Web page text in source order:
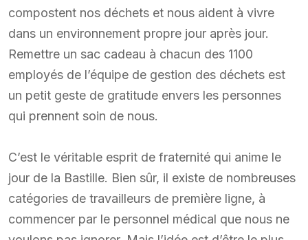
compostent nos déchets et nous aident à vivre
dans un environnement propre jour après jour.
Remettre un sac cadeau à chacun des 1100
employés de l’équipe de gestion des déchets est
un petit geste de gratitude envers les personnes
qui prennent soin de nous.
C’est le véritable esprit de fraternité qui anime le
jour de la Bastille. Bien sûr, il existe de nombreuses
catégories de travailleurs de première ligne, à
commencer par le personnel médical que nous ne